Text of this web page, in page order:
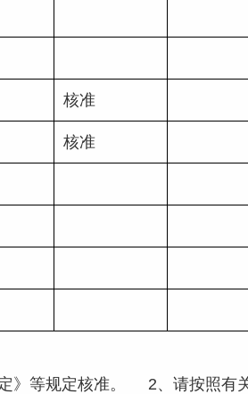
核准
核准
等规定核准。
2、请按照有